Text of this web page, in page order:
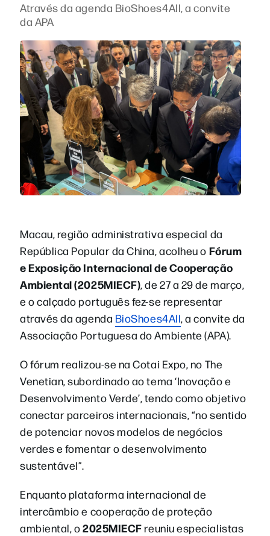
Através da agenda BioShoes4All, a convite
da APA
Macau, região administrativa especial da
República Popular da China, acolheu o Fórum
e Exposição Internacional de Cooperação
Ambiental (2025MIECF), de 27 a 29 de março,
e o calçado português fez-se representar
através da agenda BioShoes4All, a convite da
Associação Portuguesa do Ambiente (APA).
O fórum realizou-se na Cotai Expo, no The
Venetian, subordinado ao tema ‘Inovação e
Desenvolvimento Verde’, tendo como objetivo
conectar parceiros internacionais, “no sentido
de potenciar novos modelos de negócios
verdes e fomentar o desenvolvimento
sustentável”.
Enquanto plataforma internacional de
intercâmbio e cooperação de proteção
ambiental, o2025MIECFreuniu especialistas